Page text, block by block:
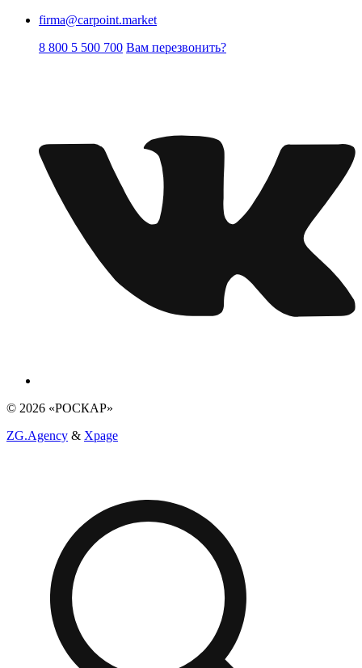
firma@carpoint.market
8 800 5 500 700 Вам перезвонить?
© 2026 «РОСКАР»
ZG.Agency & Xpage